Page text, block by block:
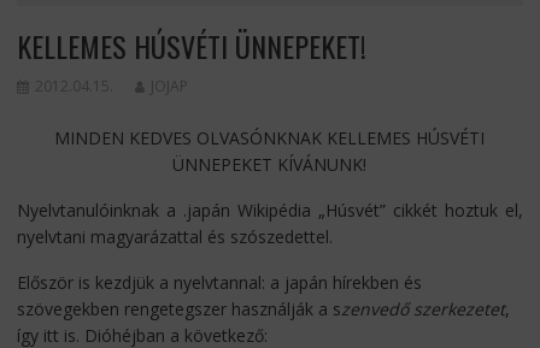
KELLEMES HÚSVÉTI ÜNNEPEKET!
2012.04.15. JOJAP
MINDEN KEDVES OLVASÓNKNAK KELLEMES HÚSVÉTI
ÜNNEPEKET KÍVÁNUNK!
Nyelvtanulóinknak a .japán Wikipédia „Húsvét” cikkét hoztuk el,
nyelvtani magyarázattal és szószedettel.
Először is kezdjük a nyelvtannal: a japán hírekben és
szövegekben rengetegszer használják a szenvedő szerkezetet,
így itt is. Dióhéjban a következő: